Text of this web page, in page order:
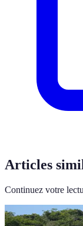
Articles
Continuez votre